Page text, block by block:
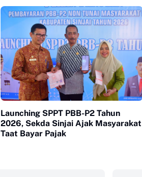
Launching SPPT PBB-P2 Tahun
2026, Sekda Sinjai Ajak Masyarakat
Taat Bayar Pajak